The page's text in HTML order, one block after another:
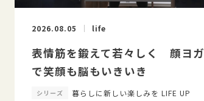
2026.08.05 life
表情筋を鍛えて若々しく 顔ヨガ
で笑顔も脳もいきいき
シリーズ 暮らしに新しい楽しみを LIFE UP